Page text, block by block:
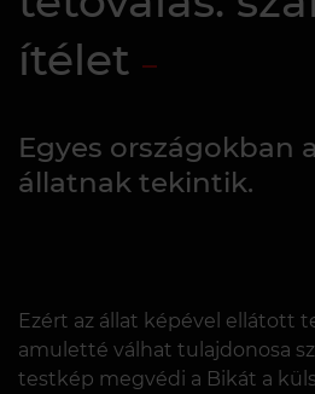
ítélet
Egyes országokban
állatnak tekintik.
Ezért az állat képével ellátott
amuletté válhat tulajdonosa
testkép megvédi a Bikát a